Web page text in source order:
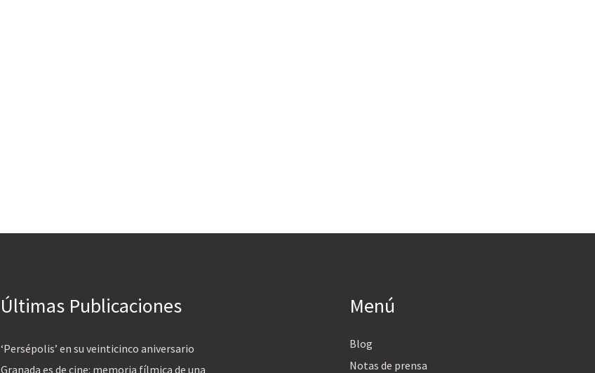
Últimas Publicaciones
‘Persépolis’ en su veinticinco aniversario
Granada es de cine: memoria fílmica de una
Menú
Blog
Notas de prensa